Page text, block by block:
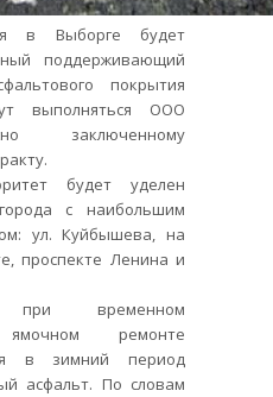
в Выборге будет
поддерживающий
покрытия
выполняться ООО
заключенному
будет уделен
с наибольшим
ул. Куйбышева, на
проспекте Ленина и
временном
ремонте
в зимний период
асфальт. По словам